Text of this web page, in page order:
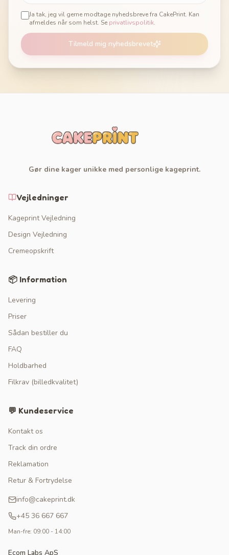
Ja tak, jeg vil gerne modtage nyhedsbreve fra CakePrint. Kan
afmeldes når som helst. Se privatlivspolitik.
Tilmeld mig nyhedsbrevet
Gør dine kager unikke med personlige kageprint.
Vejledninger
Kageprint Vejledning
Design Vejledning
Cremeopskrift
📦 Information
Levering
Priser
Sådan bestiller du
FAQ
Holdbarhed
Filkrav (billedkvalitet)
💬 Kundeservice
Kontakt os
Track din ordre
Reklamation
Retur & Fortrydelse
info@cakeprint.dk
+45 36 667 667
Man-fre: 09:00 - 14:00
Ecom Labs ApS